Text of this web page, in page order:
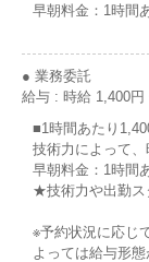
早朝料金：1時間
● 業務委託
給与 : 時給 1,400円
■1時間あたり
技術力によって
早朝料金：1時間
★技術力や出勤ス
※予約状況に応じ
よっては給与形態